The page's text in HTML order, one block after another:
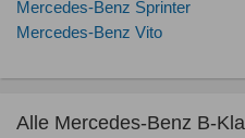
Mercedes-Benz Sprinter
Mercedes-Benz Vito
Alle Mercedes-Benz B-